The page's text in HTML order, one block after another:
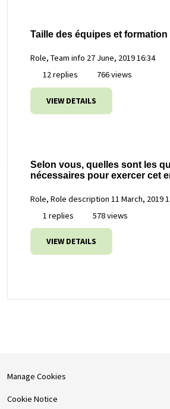
Taille des équipes et formation
Role, Team info 27 June, 2019 16:34
12 replies
766 views
VIEW DETAILS
Selon vous, quelles sont les
nécessaires pour exercer cet
Role, Role description 11 March, 2019
1 replies
578 views
VIEW DETAILS
Manage Cookies
Cookie Notice